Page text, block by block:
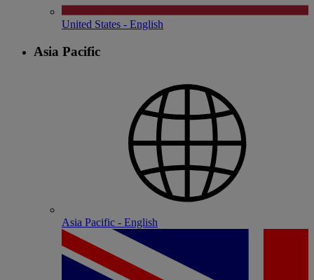
United States - English
Asia Pacific
Asia Pacific - English